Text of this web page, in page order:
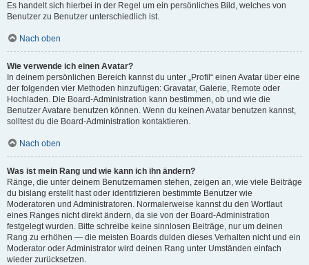
Es handelt sich hierbei in der Regel um ein persönliches Bild, welches von
Benutzer zu Benutzer unterschiedlich ist.
Nach oben
Wie verwende ich einen Avatar?
In deinem persönlichen Bereich kannst du unter „Profil“ einen Avatar über eine
der folgenden vier Methoden hinzufügen: Gravatar, Galerie, Remote oder
Hochladen. Die Board-Administration kann bestimmen, ob und wie die
Benutzer Avatare benutzen können. Wenn du keinen Avatar benutzen kannst,
solltest du die Board-Administration kontaktieren.
Nach oben
Was ist mein Rang und wie kann ich ihn ändern?
Ränge, die unter deinem Benutzernamen stehen, zeigen an, wie viele Beiträge
du bislang erstellt hast oder identifizieren bestimmte Benutzer wie
Moderatoren und Administratoren. Normalerweise kannst du den Wortlaut
eines Ranges nicht direkt ändern, da sie von der Board-Administration
festgelegt wurden. Bitte schreibe keine sinnlosen Beiträge, nur um deinen
Rang zu erhöhen — die meisten Boards dulden dieses Verhalten nicht und ein
Moderator oder Administrator wird deinen Rang unter Umständen einfach
wieder zurücksetzen.